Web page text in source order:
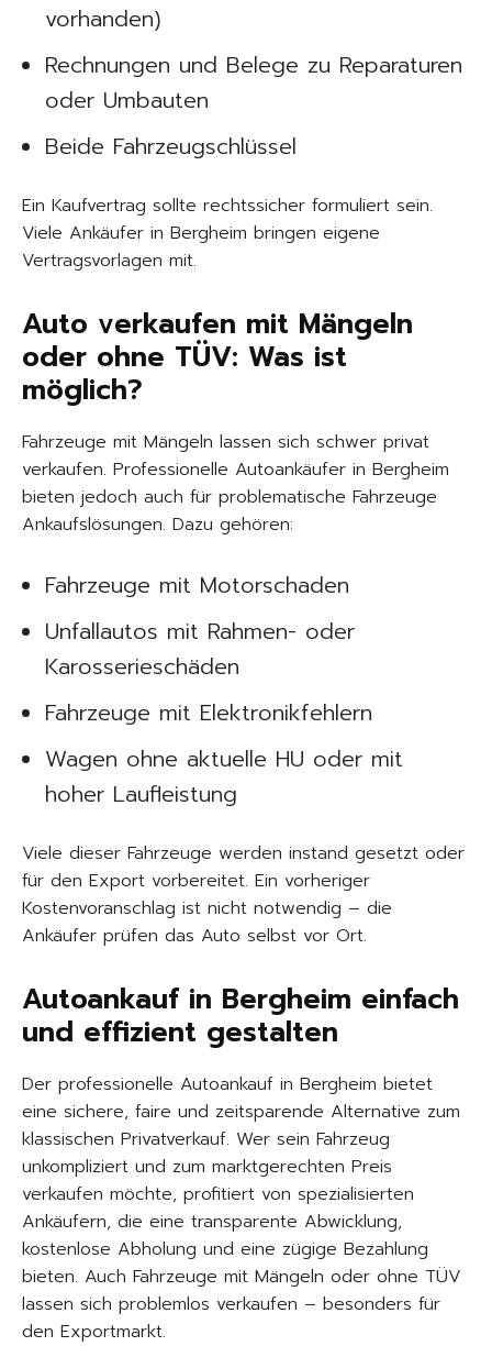
vorhanden)
Rechnungen und Belege zu Reparaturen
oder Umbauten
Beide Fahrzeugschlüssel
Ein Kaufvertrag sollte rechtssicher formuliert sein.
Viele Ankäufer in Bergheim bringen eigene
Vertragsvorlagen mit.
Auto verkaufen mit Mängeln
oder ohne TÜV: Was ist
möglich?
Fahrzeuge mit Mängeln lassen sich schwer privat
verkaufen. Professionelle Autoankäufer in Bergheim
bieten jedoch auch für problematische Fahrzeuge
Ankaufslösungen. Dazu gehören:
Fahrzeuge mit Motorschaden
Unfallautos mit Rahmen- oder
Karosserieschäden
Fahrzeuge mit Elektronikfehlern
Wagen ohne aktuelle HU oder mit
hoher Laufleistung
Viele dieser Fahrzeuge werden instand gesetzt oder
für den Export vorbereitet. Ein vorheriger
Kostenvoranschlag ist nicht notwendig – die
Ankäufer prüfen das Auto selbst vor Ort.
Autoankauf in Bergheim einfach
und effizient gestalten
Der professionelle Autoankauf in Bergheim bietet
eine sichere, faire und zeitsparende Alternative zum
klassischen Privatverkauf. Wer sein Fahrzeug
unkompliziert und zum marktgerechten Preis
verkaufen möchte, profitiert von spezialisierten
Ankäufern, die eine transparente Abwicklung,
kostenlose Abholung und eine zügige Bezahlung
bieten. Auch Fahrzeuge mit Mängeln oder ohne TÜV
lassen sich problemlos verkaufen – besonders für
den Exportmarkt.